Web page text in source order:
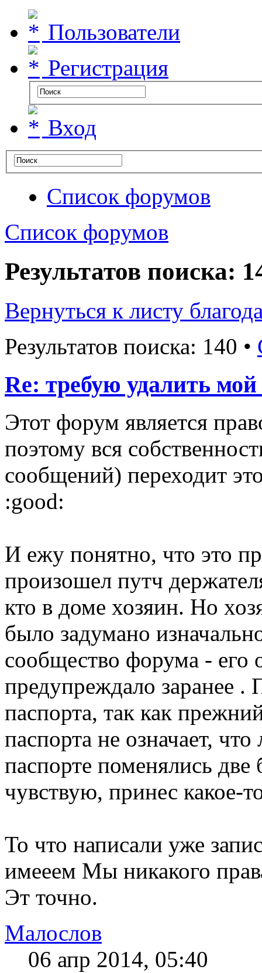
Пользователи
Регистрация
Вход
Список форумов
Список форумов
Результатов поиска:
Вернуться к листу
Результатов поиска: 140 •
Re: требую удалить
Этот форум является
поэтому вся
сообщений) переходит
:good:
И ежу понятно, что это
произошел путч
кто в доме хозяин. Но
было задумано
сообщество форума - его
предупреждало заранее .
паспорта, так как
паспорта не означает,
паспорте поменялись
чувствую, принес какое-
То что написали уже
имееем Мы никакого
Эт точно.
Малослов
06 апр 2014, 05:40